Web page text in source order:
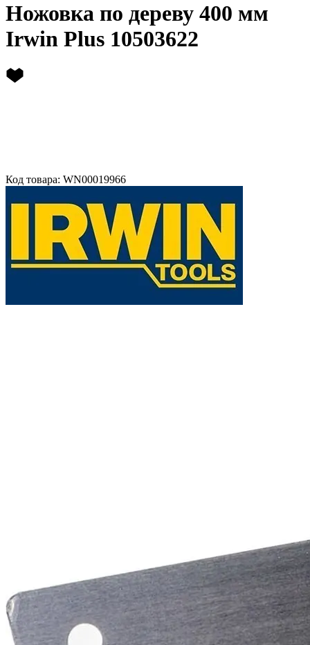
Ножовка по дереву 400 мм
Irwin Plus 10503622
Код товара: WN00019966